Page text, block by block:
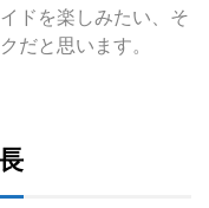
ドを楽しみたい、そ
だと思います。